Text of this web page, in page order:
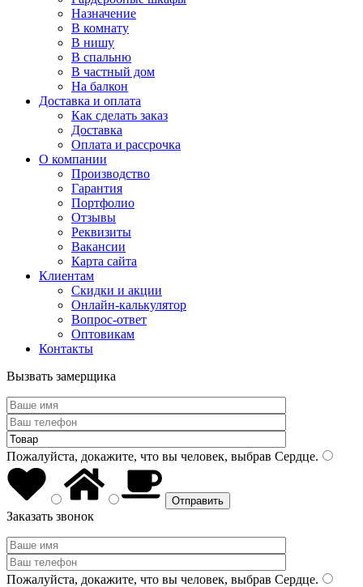
Назначение
В комнату
В нишу
В спальню
В частный дом
На балкон
Доставка и оплата
Как сделать заказ
Доставка
Оплата и рассрочка
О компании
Производство
Гарантия
Портфолио
Отзывы
Реквизиты
Вакансии
Карта сайта
Клиентам
Скидки и акции
Онлайн-калькулятор
Вопрос-ответ
Оптовикам
Контакты
Вызвать замерщика
Пожалуйста, докажите, что вы человек, выбрав Сердце.
Заказать звонок
Пожалуйста, докажите, что вы человек, выбрав Сердце.